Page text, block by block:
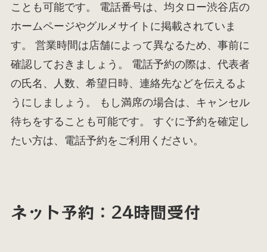
ことも可能です。 電話番号は、均タロー渋谷店の
ホームページやグルメサイトに掲載されていま
す。 営業時間は店舗によって異なるため、事前に
確認しておきましょう。 電話予約の際は、代表者
の氏名、人数、希望日時、連絡先などを伝えるよ
うにしましょう。 もし満席の場合は、キャンセル
待ちをすることも可能です。 すぐに予約を確定し
たい方は、電話予約をご利用ください。
ネット予約：24時間受付